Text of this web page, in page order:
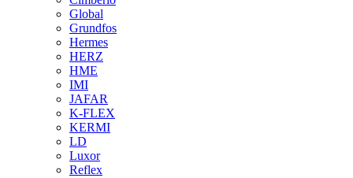
Global
Grundfos
Hermes
HERZ
HME
IMI
JAFAR
K-FLEX
KERMI
LD
Luxor
Reflex